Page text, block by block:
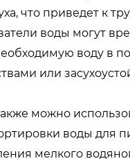
что приведет к
воды могут
воду в
или
можно
воды для
мелкого